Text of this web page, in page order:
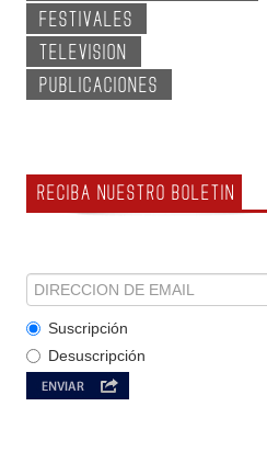
FESTIVALES
TELEVISION
PUBLICACIONES
RECIBA NUESTRO BOLETIN
Suscripción
Desuscripción